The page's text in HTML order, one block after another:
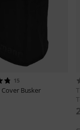
15
Cover Busker